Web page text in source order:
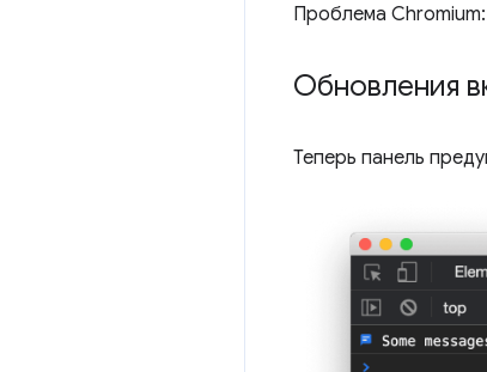
Проблема Chromium:
Обновления
Теперь панель